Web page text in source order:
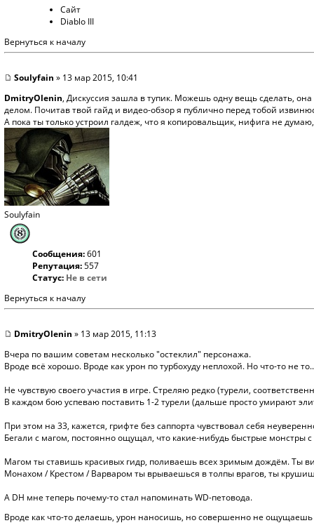
Сайт
Diablo III
Вернуться к началу
Soulyfain » 13 мар 2015, 10:41
DmitryOlenin, Дискуссия зашла в тупик. Можешь одну вещь сделать,
делом. Почитав твой гайд и видео-обзор я публично перед тобой
А пока ты только устроил галдеж, что я копировальщик, нифига не
Soulyfain
Сообщения:601
Репутация:557
Статус: Не в сети
Вернуться к началу
DmitryOlenin » 13 мар 2015, 11:13
Вчера по вашим советам несколько "остеклил" персонажа.
Вроде всё хорошо. Вроде как урон по турбохуду неплохой. Но что-то не
Не чувствую своего участия в игре. Стреляю редко (турели,
В каждом бою успеваю поставить 1-2 турели (дальше просто умирают
При этом на 33, кажется, грифте без саппорта чувствовал себя
Бегали с магом, постоянно ощущал, что какие-нибудь быстрые монстры
Магом ты ставишь красивых гидр, поливаешь всех зримым дождём. Ты
Монахом / Крестом / Варваром ты врываешься в толпы врагов, ты
А DH мне теперь почему-то стал напоминать WD-петовода.
Вроде как что-то делаешь, урон наносишь, но совершенно не ощущаешь